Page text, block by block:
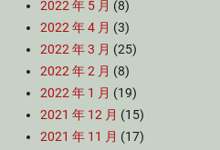
2022 年 5 月 (8)
2022 年 4 月 (3)
2022 年 3 月 (25)
2022 年 2 月 (8)
2022 年 1 月 (19)
2021 年 12 月 (15)
2021 年 11 月 (17)